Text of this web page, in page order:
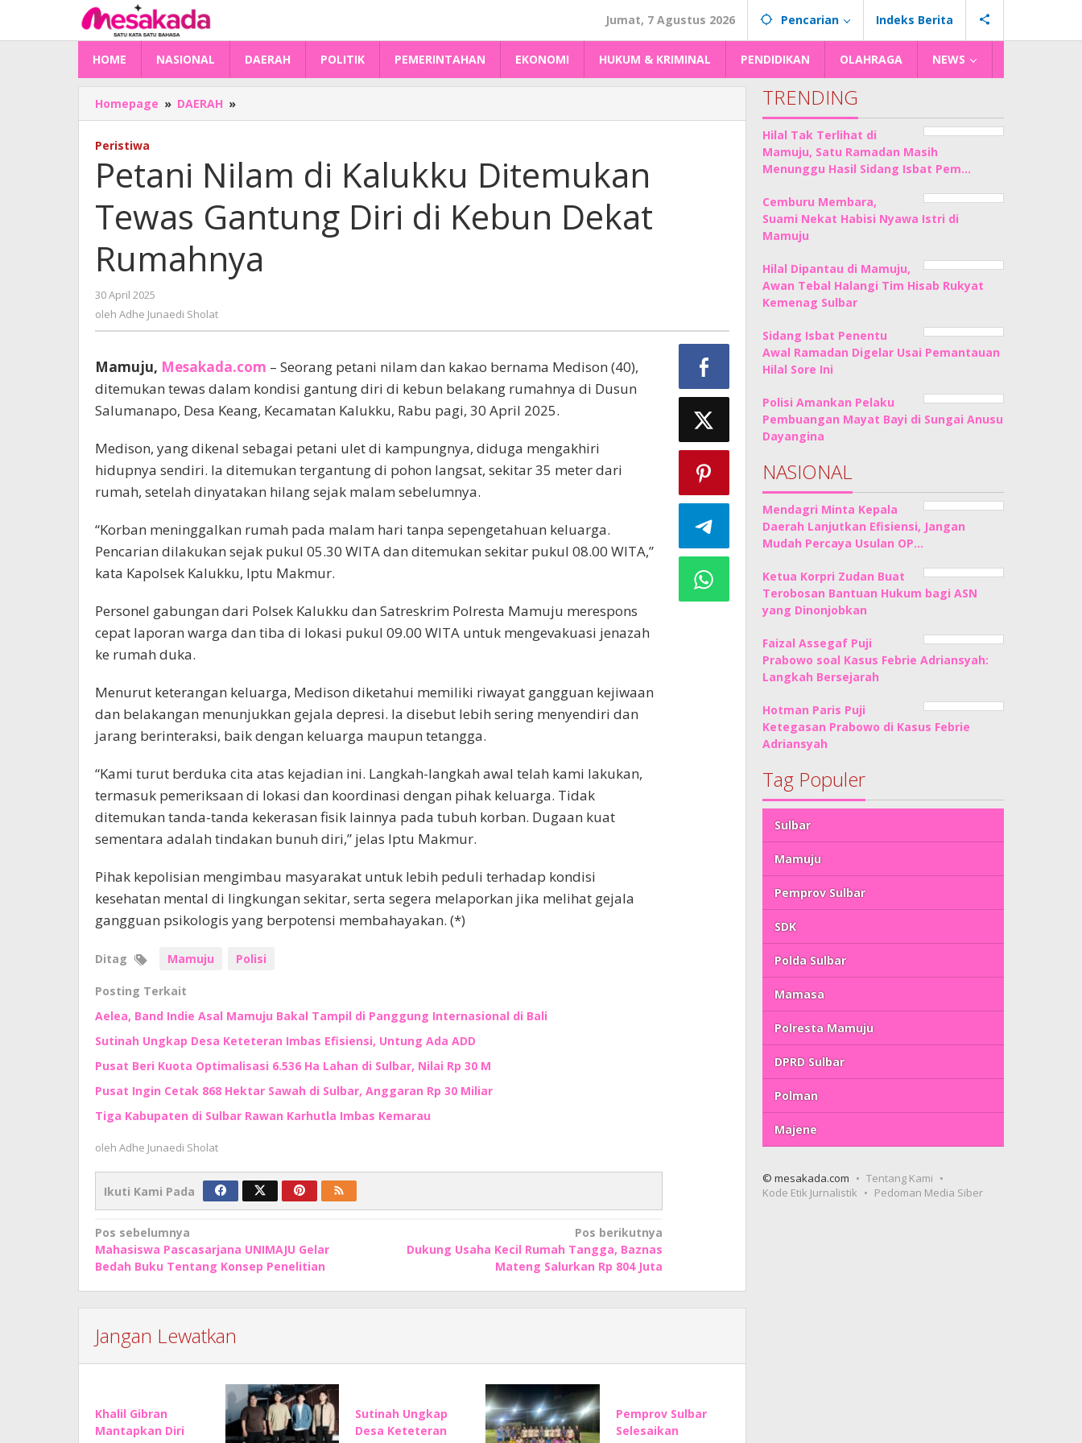
konten
Jumat, 7 Agustus 2026 Pencarian Indeks Berita
HOME NASIONAL DAERAH POLITIK PEMERINTAHAN EKONOMI HUKUM & KRIMINAL PENDIDIKAN OLAHRAGA NEWS
Homepage » DAERAH »
Nilam
Ditemukan
Tewas
Gantung
Diri
Kebun
Dekat
Peristiwa
Petani Nilam di Kalukku Ditemukan
Tewas Gantung Diri di Kebun Dekat
Rumahnya
30 April 2025
Adhe
oleh Adhe Junaedi Sholat
Mamuju, Mesakada.com – Seorang petani nilam dan kakao bernama Medison (40),
ditemukan tewas dalam kondisi gantung diri di kebun belakang rumahnya di Dusun
Salumanapo, Desa Keang, Kecamatan Kalukku, Rabu pagi, 30 April 2025.
Medison, yang dikenal sebagai petani ulet di kampungnya, diduga mengakhiri
hidupnya sendiri. Ia ditemukan tergantung di pohon langsat, sekitar 35 meter dari
rumah, setelah dinyatakan hilang sejak malam sebelumnya.
“Korban meninggalkan rumah pada malam hari tanpa sepengetahuan keluarga.
Pencarian dilakukan sejak pukul 05.30 WITA dan ditemukan sekitar pukul 08.00 WITA,”
kata Kapolsek Kalukku, Iptu Makmur.
Personel gabungan dari Polsek Kalukku dan Satreskrim Polresta Mamuju merespons
cepat laporan warga dan tiba di lokasi pukul 09.00 WITA untuk mengevakuasi jenazah
ke rumah duka.
Menurut keterangan keluarga, Medison diketahui memiliki riwayat gangguan kejiwaan
dan belakangan menunjukkan gejala depresi. Ia disebut lebih sering menyendiri dan
jarang berinteraksi, baik dengan keluarga maupun tetangga.
“Kami turut berduka cita atas kejadian ini. Langkah-langkah awal telah kami lakukan,
termasuk pemeriksaan di lokasi dan koordinasi dengan pihak keluarga. Tidak
ditemukan tanda-tanda kekerasan fisik lainnya pada tubuh korban. Dugaan kuat
sementara adalah tindakan bunuh diri,” jelas Iptu Makmur.
Pihak kepolisian mengimbau masyarakat untuk lebih peduli terhadap kondisi
kesehatan mental di lingkungan sekitar, serta segera melaporkan jika melihat gejala
gangguan psikologis yang berpotensi membahayakan. (*)
Ditag Mamuju Polisi
Posting Terkait
Aelea, Band Indie Asal Mamuju Bakal Tampil di Panggung Internasional di Bali
Sutinah Ungkap Desa Keteteran Imbas Efisiensi, Untung Ada ADD
Pusat Beri Kuota Optimalisasi 6.536 Ha Lahan di Sulbar, Nilai Rp 30 M
Pusat Ingin Cetak 868 Hektar Sawah di Sulbar, Anggaran Rp 30 Miliar
Tiga Kabupaten di Sulbar Rawan Karhutla Imbas Kemarau
oleh Adhe Junaedi Sholat
Ikuti Kami Pada
Navigasi
pos
Pos sebelumnya
Mahasiswa Pascasarjana UNIMAJU Gelar
Bedah Buku Tentang Konsep Penelitian
Pos berikutnya
Dukung Usaha Kecil Rumah Tangga, Baznas
Mateng Salurkan Rp 804 Juta
Jangan Lewatkan
Khalil Gibran
Mantapkan Diri
Sutinah Ungkap
Desa Keteteran
Pemprov Sulbar
Selesaikan
TRENDING
Hilal Tak Terlihat di
Mamuju, Satu Ramadan Masih
Menunggu Hasil Sidang Isbat Pem…
Cemburu Membara,
Suami Nekat Habisi Nyawa Istri di
Mamuju
Hilal Dipantau di Mamuju,
Awan Tebal Halangi Tim Hisab Rukyat
Kemenag Sulbar
Sidang Isbat Penentu
Awal Ramadan Digelar Usai Pemantauan
Hilal Sore Ini
Polisi Amankan Pelaku
Pembuangan Mayat Bayi di Sungai Anusu
Dayangina
NASIONAL
Mendagri Minta Kepala
Daerah Lanjutkan Efisiensi, Jangan
Mudah Percaya Usulan OP…
Ketua Korpri Zudan Buat
Terobosan Bantuan Hukum bagi ASN
yang Dinonjobkan
Faizal Assegaf Puji
Prabowo soal Kasus Febrie Adriansyah:
Langkah Bersejarah
Hotman Paris Puji
Ketegasan Prabowo di Kasus Febrie
Adriansyah
Tag Populer
Sulbar
Mamuju
Pemprov Sulbar
SDK
Polda Sulbar
Mamasa
Polresta Mamuju
DPRD Sulbar
Polman
Majene
© mesakada.com
Tentang Kami
Kode Etik Jurnalistik
Pedoman Media Siber